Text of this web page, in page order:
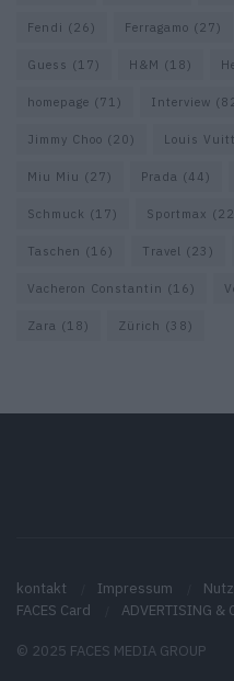
Fendi (26) Ferragamo (27)
Guess (17) H&M (18)
homepage (71) Interview
Jimmy Choo (20) Louis
Miu Miu (27) Prada (44)
Schmuck (17) Sportmax
Taschen (16) Travel (23)
Vacheron Constantin (16)
Zara (18) Zürich (38)
kontakt Impressum
FACES Card
ADVERTISING &
© 2025 FACES MEDIA GROUP